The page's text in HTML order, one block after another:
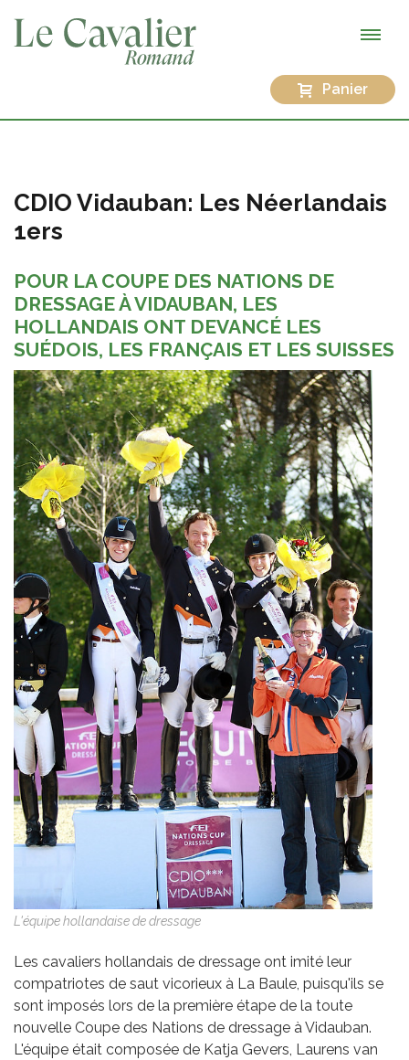
Panier
CDIO Vidauban: Les Néerlandais
1ers
POUR LA COUPE DES NATIONS DE
DRESSAGE À VIDAUBAN, LES
HOLLANDAIS ONT DEVANCÉ LES
SUÉDOIS, LES FRANÇAIS ET LES SUISSES
L'équipe hollandaise de dressage
Les cavaliers hollandais de dressage ont imité leur
compatriotes de saut vicorieux à La Baule, puisqu'ils se
sont imposés lors de la première étape de la toute
nouvelle Coupe des Nations de dressage à Vidauban.
L'équipe était composée de Katja Gevers, Laurens van